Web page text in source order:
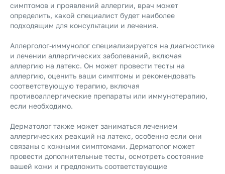
симптомов и проявлений аллергии, врач может
определить, какой специалист будет наиболее
подходящим для консультации и лечения.
Аллерголог-иммунолог специализируется на диагностике
и лечении аллергических заболеваний, включая
аллергию на латекс. Он может провести тесты на
аллергию, оценить ваши симптомы и рекомендовать
соответствующую терапию, включая
противоаллергические препараты или иммунотерапию,
если необходимо.
Дерматолог также может заниматься лечением
аллергических реакций на латекс, особенно если они
связаны с кожными симптомами. Дерматолог может
провести дополнительные тесты, осмотреть состояние
вашей кожи и предложить соответствующие